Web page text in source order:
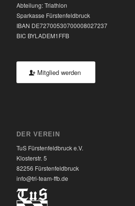
Abteilung: Triathlon
Sparkasse Fürstenfeldbruck
IBAN DE72700530700008027237
BIC BYLADEM1FFB
Mitglied werden
DER VEREIN
TuS Fürstenfeldbruck e.V.
Klosterstr. 5
82256 Fürstenfeldbruck
info@tri-team-ffb.de